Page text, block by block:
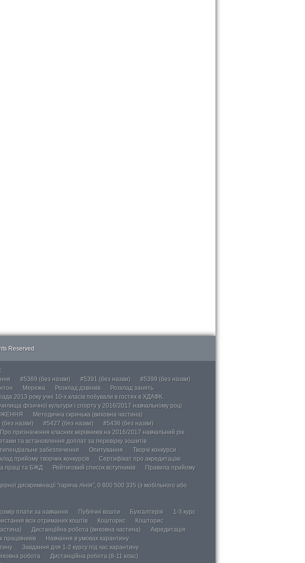
Reserved.
#5389 (без назви) #5391 (без назви)
#5399 (без назви)
Мережа Розклад дзвінків
Розклад занять
2013 року учні 10-х класів побували в гостях в ХДАФК.
фізичної культури і спорту у 2016/2017 навчальному році
Методична скринька (виховна частина)
(без назви) #5427 (без назви)
#5436 (без назви)
Про призначення класних керівників на 2016/2017 навчальний рік
та встановлення доплат за перевірку зошитів
забезпечення Опитування
Творчі конкурси
прийому творчих конкурсів
Сертифікат про акредитацію
праці та БЖД Рейтиговий список вступників
Правила прийому
дискримінації “гаряча лінія”, 0 800 500 335 (з мобільного або
плати за навчання Публічні кошти Бухгалтерія
1-3 курс
всіх отриманих коштів Кошторис
Кошторис
Дистанційна робота (виховна частина)
Акредитація
працівників
Навчання в умовах карантину
Завдання для 1-2 курсу під час карантину
робота
Дистанційна робота (8-11 клас)